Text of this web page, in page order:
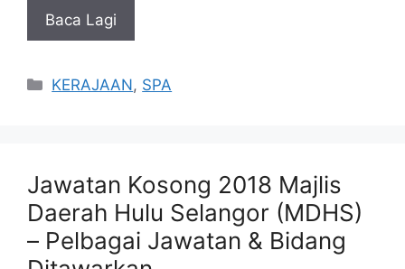
Baca Lagi
Categories
KERAJAAN, SPA
Jawatan Kosong 2018 Majlis
Daerah Hulu Selangor (MDHS)
– Pelbagai Jawatan & Bidang